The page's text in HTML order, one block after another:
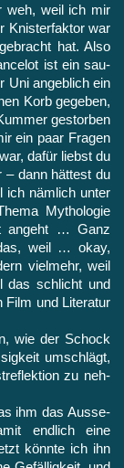
weh, weil ich mir
Knisterfaktor war
hat. Also
ist ein sau­
Uni angeblich ein
Korb gegeben,
gestorben
ein paar Fragen
dafür liebst du
– dann hättest du
ich nämlich unter
Mytho­logie
angeht … Ganz
weil … okay,
vielmehr, weil
das schlicht und
Film und Literatur
wie der Schock
umschlägt,
zu neh­
ihm das Ausse­
endlich eine
könnte ich ihn